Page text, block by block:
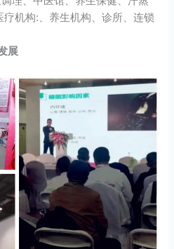
机构:、养生机构、诊所、连锁
展